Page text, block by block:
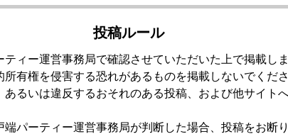
投稿ルール
ィー運営事務局で確認させていただいた上で掲載しま
有権を侵害する恐れがあるものを掲載しないでくださ
るいは違反するおそれのある投稿、および他サイト
端パーティー運営事務局が判断した場合、投稿をお断